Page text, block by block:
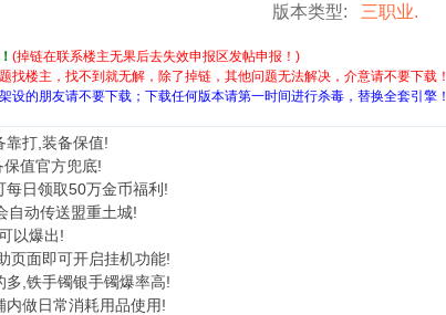
版本类型: 三职业.
(掉链在联系楼主无果后去失效申报区发帖申报！)
找楼主，找不到就无解，除了掉链，其他问题无法解决，介意请不要下载！
设的朋友请不要下载；下载任何版本请第一时间进行杀毒，替换全套引擎！
靠打,装备保值!
值官方兜底!
日领取50万金币福利!
自动传送盟重土城!
以爆出!
页面即可开启挂机功能!
,铁手镯银手镯爆率高!
做日常消耗用品使用!